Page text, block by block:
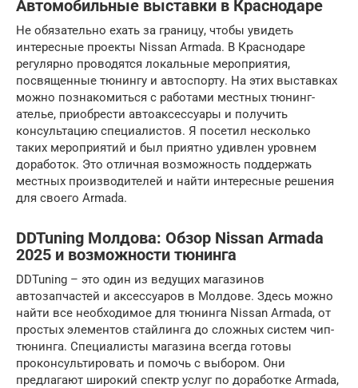
Автомобильные выставки в Краснодаре
Не обязательно ехать за границу, чтобы увидеть
интересные проекты Nissan Armada. В Краснодаре
регулярно проводятся локальные мероприятия,
посвященные тюнингу и автоспорту. На этих выставках
можно познакомиться с работами местных тюнинг-
ателье, приобрести автоаксессуары и получить
консультацию специалистов. Я посетил несколько
таких мероприятий и был приятно удивлен уровнем
доработок. Это отличная возможность поддержать
местных производителей и найти интересные решения
для своего Armada.
DDTuning Молдова: Обзор Nissan Armada
2025 и возможности тюнинга
DDTuning – это один из ведущих магазинов
автозапчастей и аксессуаров в Молдове. Здесь можно
найти все необходимое для тюнинга Nissan Armada, от
простых элементов стайлинга до сложных систем чип-
тюнинга. Специалисты магазина всегда готовы
проконсультировать и помочь с выбором. Они
предлагают широкий спектр услуг по доработке Armada,